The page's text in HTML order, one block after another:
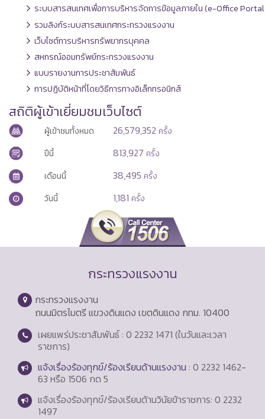
ระบบสารสนเทศเพื่อการบริหารจัดการข้อมูลภายใน (e-Office
รวมลิงก์ระบบสารสนเทศกระทรวงแรงงาน
เว็บไซต์การบริหารทรัพยากรบุคคล
สหกรณ์ออมทรัพย์กระทรวงแรงงาน
แบบรายงานการประชาสัมพันธ์
การปฏิบัติหน้าที่โดยวิธีการทางอิเล็กทรอนิกส์
สถิติผู้เข้าเยี่ยมชมเว็บไซต์
ผู้เข้าชมทั้งหมด 26,579,352 ครั้ง
ปีนี้
813,927 ครั้ง
เดือนนี้
38,495 ครั้ง
วันนี้
1,181 ครั้ง
กระทรวงแรงงาน
กระทรวงแรงงาน
ถนนมิตรไมตรี แขวงดินแดง เขตดินแดง กทม. 10400
เผยแพร่ประชาสัมพันธ์ : 0 2232 1471 (ในวันและเวลา
ราชการ)
แจ้งเรื่องร้องทุกข์/ร้องเรียนด้านแรงงาน : 0 2232 1462-
63 หรือ 1506 กด 5
แจ้งเรื่องร้องทุกข์/ร้องเรียนด้านวินัยข้าราชการ: 0 2232
1497